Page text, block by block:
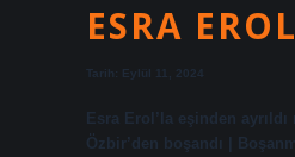
ESRA
Tarih: Eylül 11, 2024
Esra Erol’la eşinden
Özbir’den boşandı |